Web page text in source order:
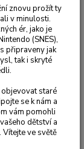
3
znovu prožít ty
v minulosti.
ér, jako je
(SNES),
připraveny jak
tak i skryté
objevovat staré
se k nám a
vám pomohli
dětství a
Vítejte ve světě